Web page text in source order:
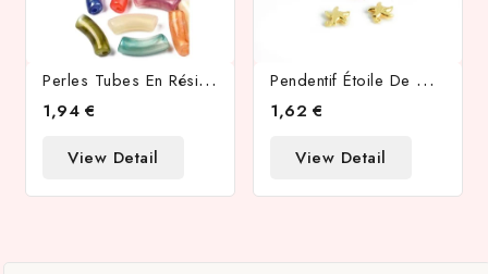
P
Erles Tubes En Résine 35x13x11mm Couleur Mix
1,94 €
View Detail
P
Endentif Étoile De Mer Acier Inoxydable Or
1,62 €
View Detail